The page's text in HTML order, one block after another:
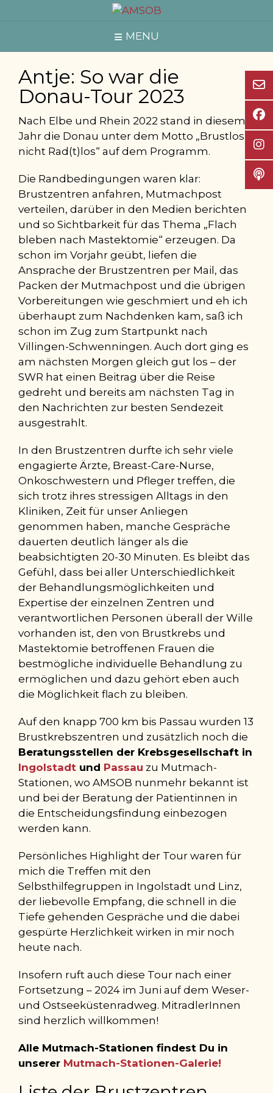
MENU
Antje: So war die
Donau-Tour 2023
Nach Elbe und Rhein 2022 stand in diesem
Jahr die Donau unter dem Motto „Brustlos
nicht Rad(t)los“ auf dem Programm.
Die Randbedingungen waren klar:
Brustzentren anfahren, Mutmachpost
verteilen, darüber in den Medien berichten
und so Sichtbarkeit für das Thema „Flach
bleben nach Mastektomie“ erzeugen. Da
schon im Vorjahr geübt, liefen die
Ansprache der Brustzentren per Mail, das
Packen der Mutmachpost und die übrigen
Vorbereitungen wie geschmiert und eh ich
überhaupt zum Nachdenken kam, saß ich
schon im Zug zum Startpunkt nach
Villingen-Schwenningen. Auch dort ging es
am nächsten Morgen gleich gut los – der
SWR hat einen Beitrag über die Reise
gedreht und bereits am nächsten Tag in
den Nachrichten zur besten Sendezeit
ausgestrahlt.
In den Brustzentren durfte ich sehr viele
engagierte Ärzte, Breast-Care-Nurse,
Onkoschwestern und Pfleger treffen, die
sich trotz ihres stressigen Alltags in den
Kliniken, Zeit für unser Anliegen
genommen haben, manche Gespräche
dauerten deutlich länger als die
beabsichtigten 20-30 Minuten. Es bleibt das
Gefühl, dass bei aller Unterschiedlichkeit
der Behandlungsmöglichkeiten und
Expertise der einzelnen Zentren und
verantwortlichen Personen überall der Wille
vorhanden ist, den von Brustkrebs und
Mastektomie betroffenen Frauen die
bestmögliche individuelle Behandlung zu
ermöglichen und dazu gehört eben auch
die Möglichkeit flach zu bleiben.
Auf den knapp 700 km bis Passau wurden 13
Brustkrebszentren und zusätzlich noch die
Beratungsstellen der Krebsgesellschaft in
Ingolstadt und Passau zu Mutmach-
Stationen, wo AMSOB nunmehr bekannt ist
und bei der Beratung der Patientinnen in
die Entscheidungsfindung einbezogen
werden kann.
Persönliches Highlight der Tour waren für
mich die Treffen mit den
Selbsthilfegruppen in Ingolstadt und Linz,
der liebevolle Empfang, die schnell in die
Tiefe gehenden Gespräche und die dabei
gespürte Herzlichkeit wirken in mir noch
heute nach.
Insofern ruft auch diese Tour nach einer
Fortsetzung – 2024 im Juni auf dem Weser-
und Ostseeküstenradweg. MitradlerInnen
sind herzlich willkommen!
Alle Mutmach-Stationen findest Du in
unserer Mutmach-Stationen-Galerie!